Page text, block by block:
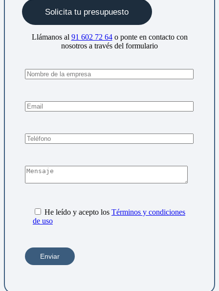
Solicita tu presupuesto
Llámanos al 91 602 72 64o ponte en contacto con
nosotros a través del formulario
He leído y acepto los Términos y condiciones
de uso